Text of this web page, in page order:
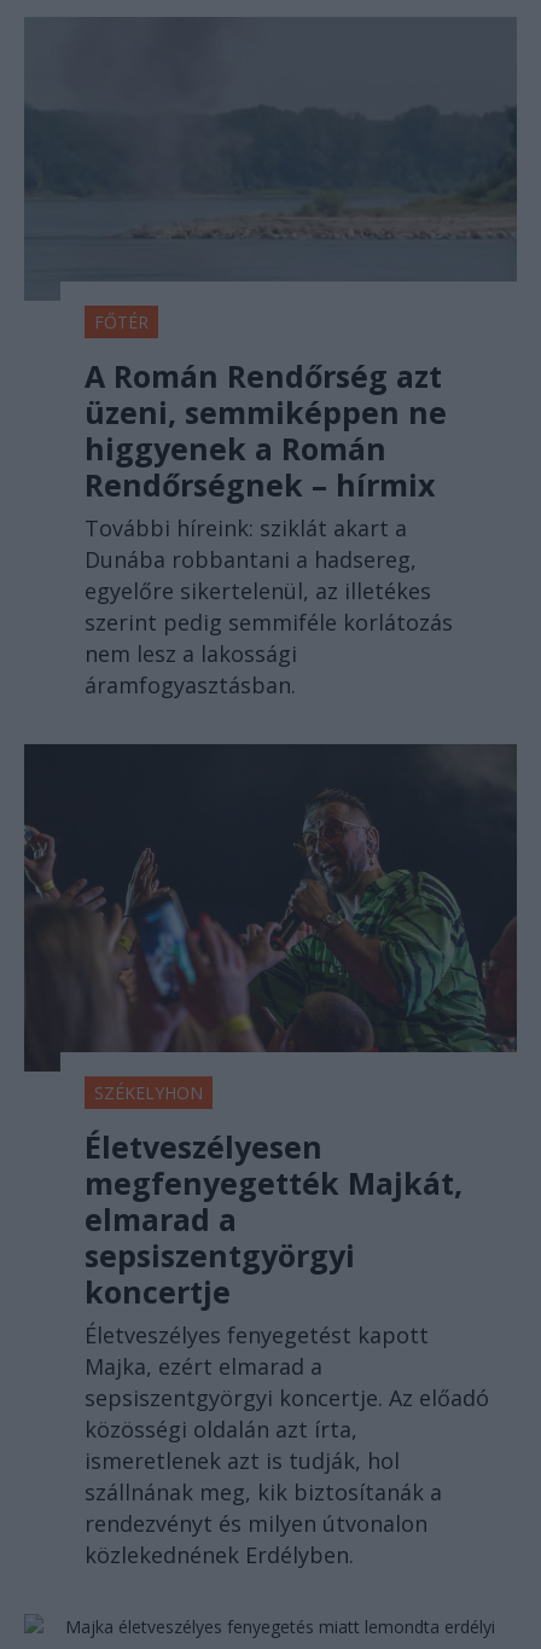
FŐTÉR
A Román Rendőrség azt
üzeni, semmiképpen ne
higgyenek a Román
Rendőrségnek – hírmix
További híreink: sziklát akart a
Dunába robbantani a hadsereg,
egyelőre sikertelenül, az illetékes
szerint pedig semmiféle korlátozás
nem lesz a lakossági
áramfogyasztásban.
SZÉKELYHON
Életveszélyesen
megfenyegették Majkát,
elmarad a
sepsiszentgyörgyi
koncertje
Életveszélyes fenyegetést kapott
Majka, ezért elmarad a
sepsiszentgyörgyi koncertje. Az előadó
közösségi oldalán azt írta,
ismeretlenek azt is tudják, hol
szállnának meg, kik biztosítanák a
rendezvényt és milyen útvonalon
közlekednének Erdélyben.